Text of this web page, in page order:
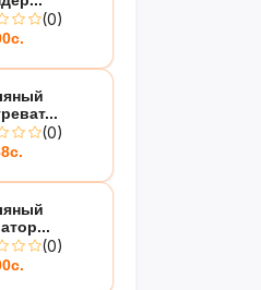
(0)
(0)
(0)